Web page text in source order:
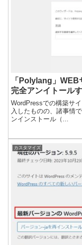
「Polylang」
完全アンイトール
WordPressでの構築サ
入したものの、諸事情
ンインストール（...
カスタマイズ